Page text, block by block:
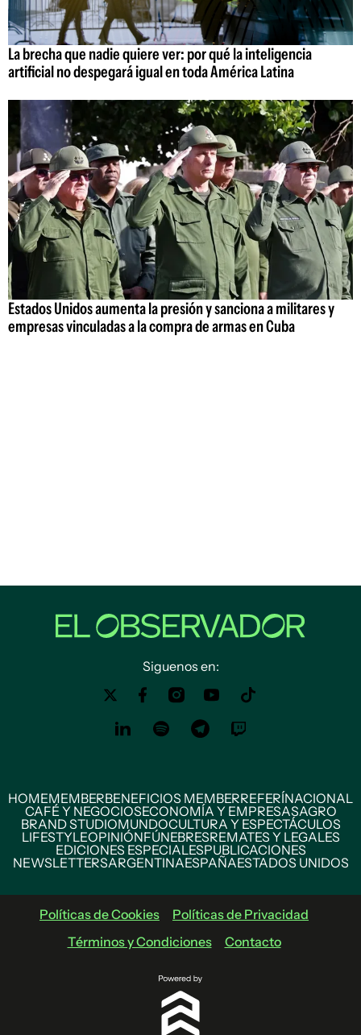
La brecha que nadie quiere ver: por qué la inteligencia
artificial no despegará igual en toda América Latina
Estados Unidos aumenta la presión y sanciona a militares y
empresas vinculadas a la compra de armas en Cuba
Siguenos en:
HOMEMEMBERBENEFICIOS MEMBERREFERÍNACIONAL
CAFÉ Y NEGOCIOSECONOMÍA Y EMPRESASAGRO
BRAND STUDIOMUNDOCULTURA Y ESPECTÁCULOS
LIFESTYLEOPINIÓNFÚNEBRESREMATES Y LEGALES
EDICIONES ESPECIALESPUBLICACIONES
NEWSLETTERSARGENTINAESPAÑAESTADOS UNIDOS
Políticas de Cookies
Políticas de Privacidad
Términos y Condiciones
Contacto